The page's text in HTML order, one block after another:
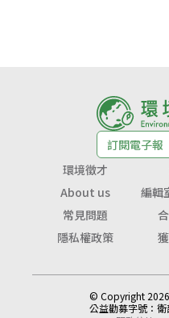
訂閱電子報
環境徵才
About us
編輯
常見問題
隱私權政策
© Copyright
公益勸募字號： 衛